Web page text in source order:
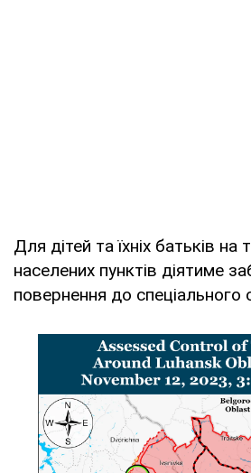
Для дітей та їхніх батьків на
населених пунктів діятиме
повернення до спеціального